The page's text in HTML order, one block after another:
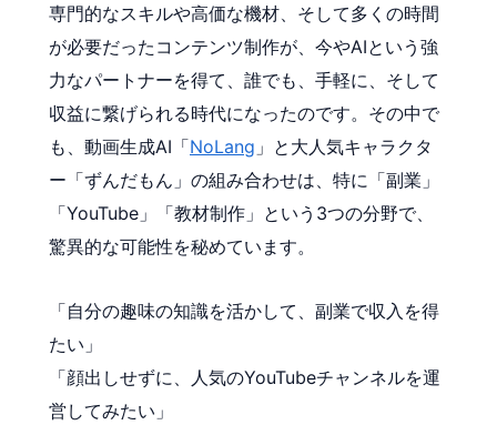
専門的なスキルや高価な機材、そして多くの時間
が必要だったコンテンツ制作が、今やAIという強
力なパートナーを得て、誰でも、手軽に、そして
収益に繋げられる時代になったのです。その中で
も、動画生成AI「NoLang 」と大人気キャラクタ
ー「ずんだもん」の組み合わせは、特に「副業」
「YouTube」「教材制作」という3つの分野で、
驚異的な可能性を秘めています。
「自分の趣味の知識を活かして、副業で収入を得
たい」
「顔出しせずに、人気のYouTubeチャンネルを運
営してみたい」